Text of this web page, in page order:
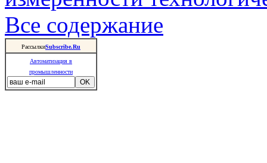
Все содержание
РассылкиSubscribe.Ru
Автоматизация в
промышленности